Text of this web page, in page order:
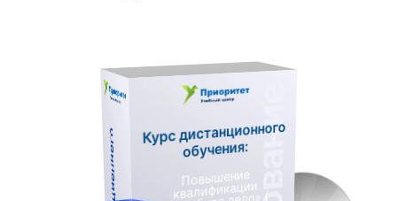
Курс дистанционного
обучения:
Повышение
квалификации